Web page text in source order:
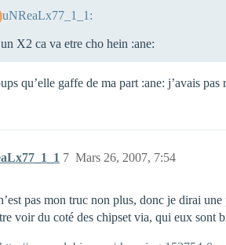
uNReaLx77_1_1:
X2 ca va etre cho hein :ane:
qu’elle gaffe de ma part :ane: j’avais
Mars 26, 2007, 7:54
7
pas mon truc non plus, donc je dirai
voir du coté des chipset via, qui eux sont